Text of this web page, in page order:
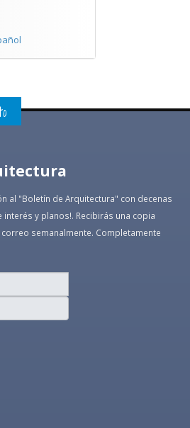
al "Boletín de Arquitectura" con decenas
y planos!. Recibirás una copia
semanalmente. Completamente